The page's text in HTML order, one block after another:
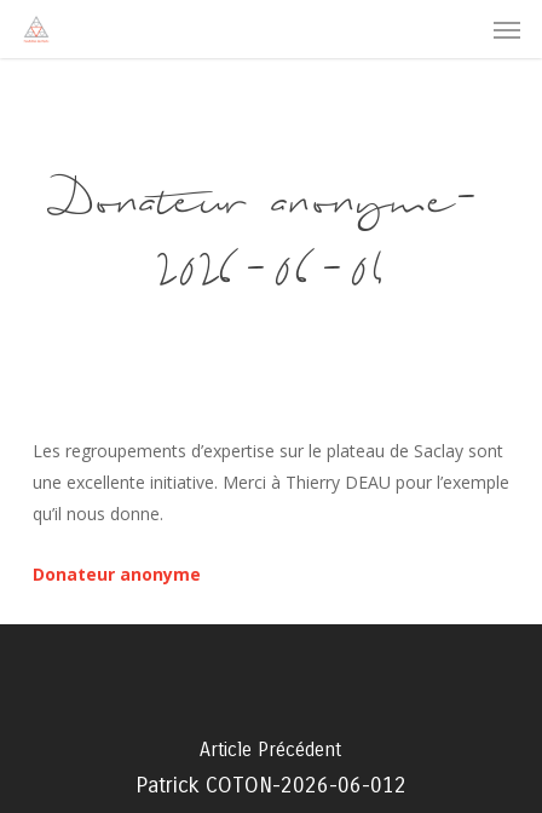
Donateur anonyme-
2026-06-04
Les regroupements d’expertise sur le plateau de Saclay sont
une excellente initiative. Merci à Thierry DEAU pour l’exemple
qu’il nous donne.
Donateur anonyme
Article Précédent
Patrick COTON-2026-06-012